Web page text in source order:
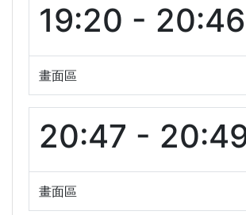
19:20 - 20:46
畫面區
20:47 -
畫面區